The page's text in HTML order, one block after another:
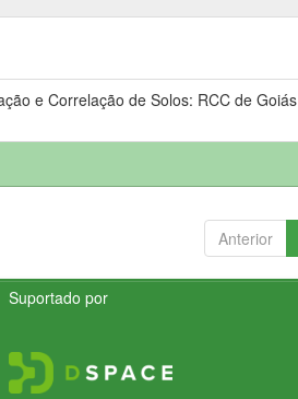
e Correlação de Solos: RCC de Goiás
Anterior
Suportado por